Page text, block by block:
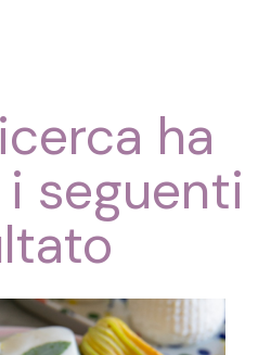
ha
seguenti